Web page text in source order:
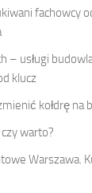
fachowcy
– usługi
klucz
kołdrę na
warto?
Warszawa.